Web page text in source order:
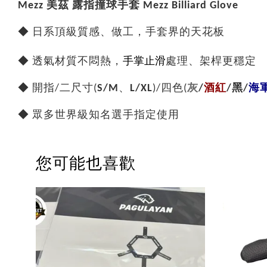
Mezz 美茲 露指撞球手套 Mezz Billiard Glove
◆ 日系頂級質感、做工，手套界的天花板
◆ 透氣材質不悶熱， 手掌止滑處理、架桿更穩定
◆ 開指/二尺寸(S/M 、 L/XL)/四色(灰/酒紅/黑/海
◆ 眾多世界級知名選手指定使用
您可能也喜歡